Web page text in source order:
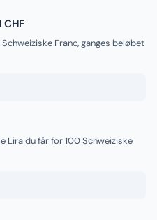
CHF
Franc, ganges beløbet
Lira du får for 100 Schweiziske